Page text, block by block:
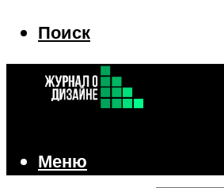
Поиск
Меню